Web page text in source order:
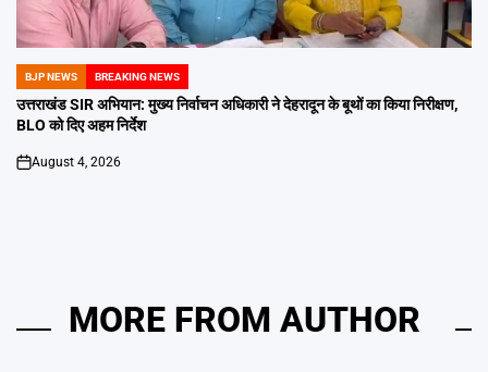
POSTED
IN
BJP NEWS BREAKING NEWS
उत्तराखंड SIR अभियान: मुख्य निर्वाचन अधिकारी ने देहरादून के बूथों का किया निरीक्षण,
BLO को दिए अहम निर्देश
on
August 4, 2026
MORE FROM AUTHOR